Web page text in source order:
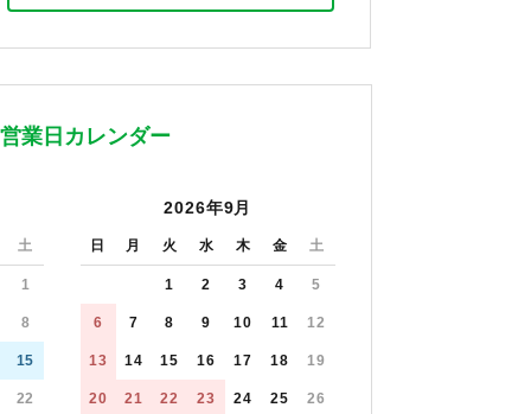
営業日カレンダー
土
1
8
15
22
2026年9月
日 月 火 水 木 金 土
1 2 3 4 5
6 7 8 9 10 11 12
13 14 15 16 17 18 19
20 21 22 23 24 25 26